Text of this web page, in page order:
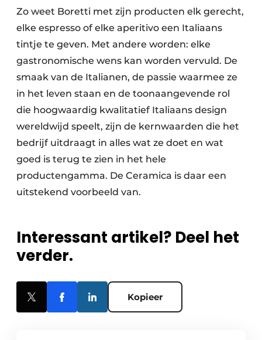
Zo weet Boretti met zijn producten elk gerecht,
elke espresso of elke aperitivo een Italiaans
tintje te geven. Met andere worden: elke
gastronomische wens kan worden vervuld. De
smaak van de Italianen, de passie waarmee ze
in het leven staan en de toonaangevende rol
die hoogwaardig kwalitatief Italiaans design
wereldwijd speelt, zijn de kernwaarden die het
bedrijf uitdraagt in alles wat ze doet en wat
goed is terug te zien in het hele
productengamma. De Ceramica is daar een
uitstekend voorbeeld van.
Interessant artikel? Deel het
verder.
Kopieer